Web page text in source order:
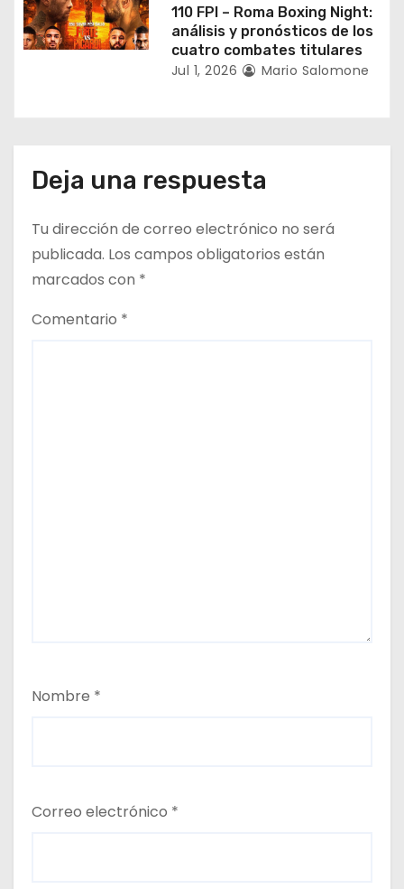
d
a
110 FPI – Roma Boxing Night:
análisis y pronósticos de los
cuatro combates titulares
Jul 1, 2026 Mario Salomone
Deja una respuesta
Tu dirección de correo electrónico no será
publicada. Los campos obligatorios están
marcados con *
Comentario *
Nombre *
Correo electrónico *